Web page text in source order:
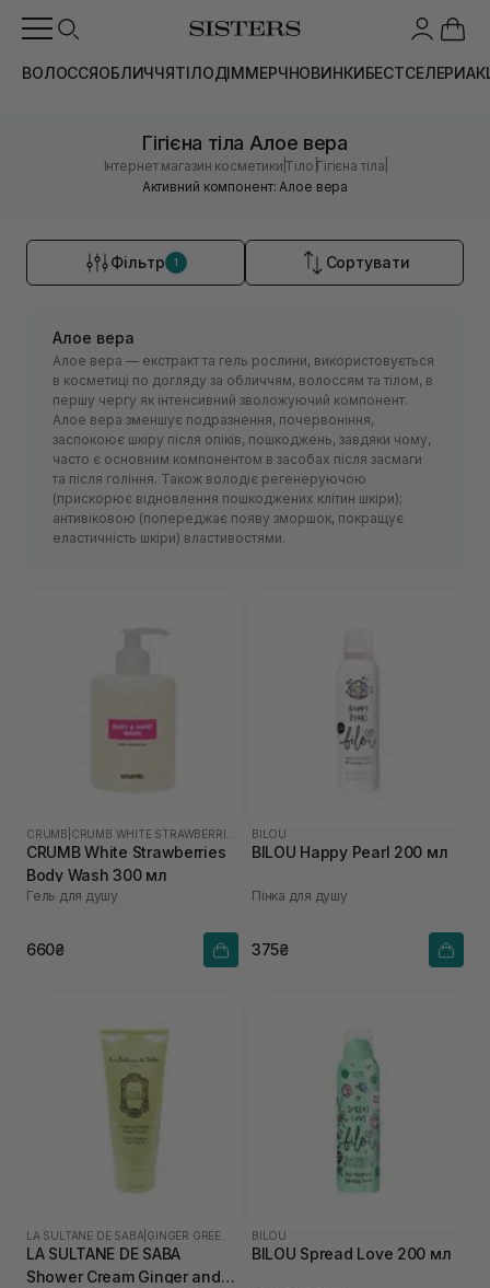
ВОЛОССЯОБЛИЧЧЯТІЛОДІММЕРЧНОВИНКИБЕСТСЕЛЕРИ
Гігієна тіла Алое вера
Інтернет магазин косметики |Тіло |Гігієна тіла
Активний компонент: Алое вера
Фільтр 1 Сортувати
Алое вера
Алое вера — екстракт та гель рослини, використовується
в косметиці по догляду за обличчям, волоссям та тілом, в
першу чергу як інтенсивний зволожуючий компонент.
Алое вера зменшує подразнення, почервоніння,
заспокоює шкіру після опіків, пошкоджень, завдяки чому,
часто є основним компонентом в засобах після засмаги
та після гоління. Також володіє регенеруючою
(прискорює відновлення пошкоджених клітин шкіри);
антивіковою (попереджає появу зморшок, покращує
еластичність шкіри) властивостями.
CRUMB
CRUMB White Strawberries
Body Wash 300 мл
Гель для душу
660₴
BILOU
BILOU Happy Pearl 200 мл
Пінка для душу
375₴
LA SULTANE DE SABA
LA SULTANE DE SABA
Shower Cream Ginger and
BILOU
BILOU Spread Love 200 мл